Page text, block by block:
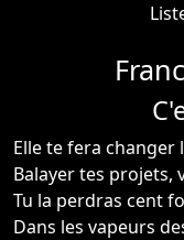
Elle te fera changer
Balayer tes projets,
Tu la perdras cent
Dans les vapeurs